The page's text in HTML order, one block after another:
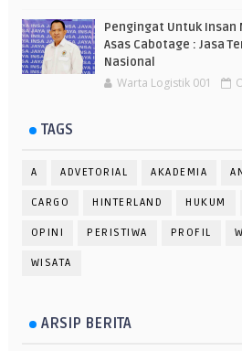
Pengingat Untuk Insan
Asas Cabotage : Jasa
Nasional
Warta Logistik 001
TAGS
A ADVETORIAL AKADEMIA
CARGO HINTERLAND HUKUM
OPINI PERISTIWA PROFIL
WISATA
ARSIP BERITA